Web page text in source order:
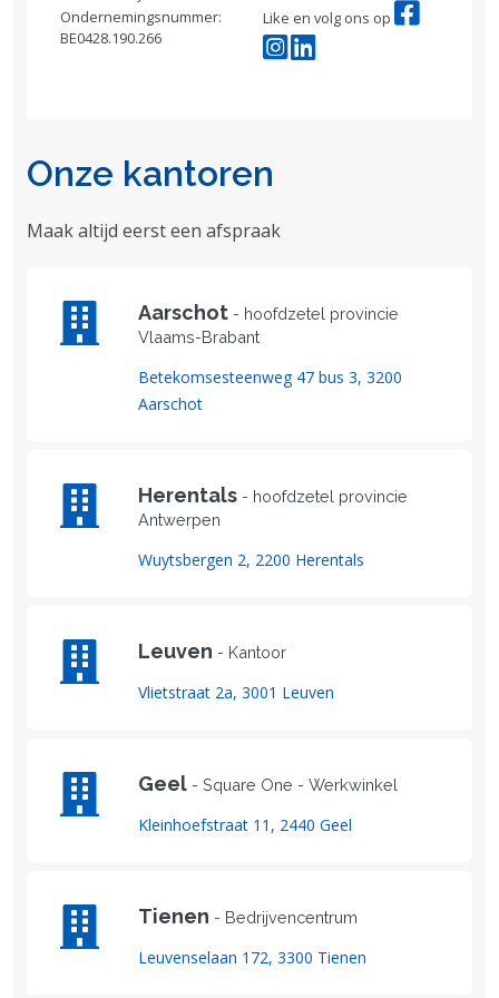
Ondernemingsnummer:
BE0428.190.266
Like en volg ons op
Onze kantoren
Maak altijd eerst een afspraak
Aarschot - hoofdzetel provincie
Vlaams-Brabant
Betekomsesteenweg 47 bus 3, 3200
Aarschot
Herentals - hoofdzetel provincie
Antwerpen
Wuytsbergen 2, 2200 Herentals
Leuven - Kantoor
Vlietstraat 2a, 3001 Leuven
Geel - Square One - Werkwinkel
Kleinhoefstraat 11, 2440 Geel
Tienen - Bedrijvencentrum
Leuvenselaan 172, 3300 Tienen